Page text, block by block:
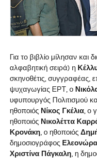
Για το βιβλίο μίλησαν
αλφαβητική σειρά) η
σκηνοθέτις, συγγραφέας,
ψυχαγωγίας ΕΡΤ, ο
υφυπουργός Πολιτισμού
ηθοποιός Νίκος Γκέλια, ο
ηθοποιός Νικολέττα
Κρονάκη, ο ηθοποιός
δημοσιογράφος
Χριστίνα Πάγκαλη, η